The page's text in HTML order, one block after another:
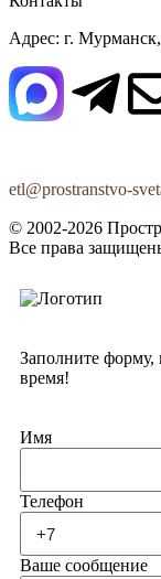
Адрес: г.
etl@prostranstvo-
© 2002-2026
Все права
Заполните
время!
Имя
Телефон
Ваше сообщение